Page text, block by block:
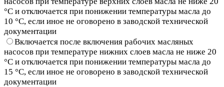
°С и отключается при понижении температуры масла до
10 °С, если иное не оговорено в заводской технической
документации
Включается после включения рабочих масляных
насосов при температуре нижних слоев масла не ниже 20
°С и отключается при понижении температуры масла до
15 °С, если иное не оговорено в заводской технической
документации